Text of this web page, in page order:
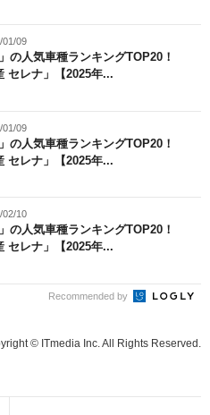
01/09
」の人気車種ランキングTOP20！
セレナ」【2025年...
01/09
」の人気車種ランキングTOP20！
セレナ」【2025年...
02/10
」の人気車種ランキングTOP20！
セレナ」【2025年...
Recommended by
© ITmedia Inc. All Rights Reserved.